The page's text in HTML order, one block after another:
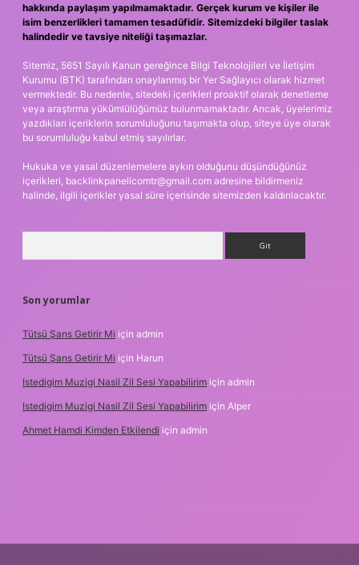
hakkında paylaşım yapılmamaktadır. Gerçek kurum ve kişiler ile
isim benzerlikleri tamamen tesadüfidir. Sitemizdeki bilgiler taslak
halindedir ve tavsiye niteliği taşımazlar.
Sitemiz, 5651 Sayılı Kanun gereğince Bilgi Teknolojileri ve İletişim
Kurumu (BTK) tarafından onaylanmış bir Yer Sağlayıcı olarak hizmet
vermektedir. Bu nedenle, sitedeki içerikleri proaktif olarak denetleme
veya araştırma yükümlülüğümüz bulunmamaktadır. Ancak, üyelerimiz
yazdıkları içeriklerin sorumluluğunu taşımakta olup, siteye üye olarak
bu sorumluluğu kabul etmiş sayılırlar.
Hukuka ve yasal düzenlemelere aykırı olduğunu düşündüğünüz
içerikleri, backlinkpanelicomtr@gmail.com adresine bildirmeniz
halinde, ilgili içerikler yasal süre içerisinde sitemizden kaldırılacaktır.
Son yorumlar
Tütsü Şans Getirir Mi için admin
Tütsü Şans Getirir Mi için Harun
Istedigim Muzigi Nasil Zil Sesi Yapabilirim için admin
Istedigim Muzigi Nasil Zil Sesi Yapabilirim için Alper
Ahmet Hamdi Kimden Etkilendi için admin